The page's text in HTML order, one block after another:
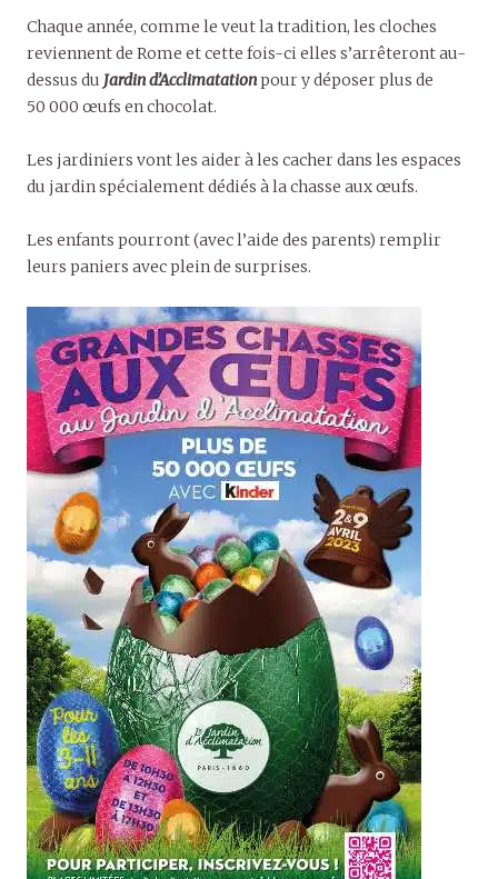
Chaque année, comme le veut la tradition, les cloches
reviennent de Rome et cette fois-ci elles s’arrêteront au-
dessus du Jardin d’Acclimatationpour y déposer plus de
50 000 œufs en chocolat.
Les jardiniers vont les aider à les cacher dans les espaces
du jardin spécialement dédiés à la chasse aux œufs.
Les enfants pourront (avec l’aide des parents) remplir
leurs paniers avec plein de surprises.